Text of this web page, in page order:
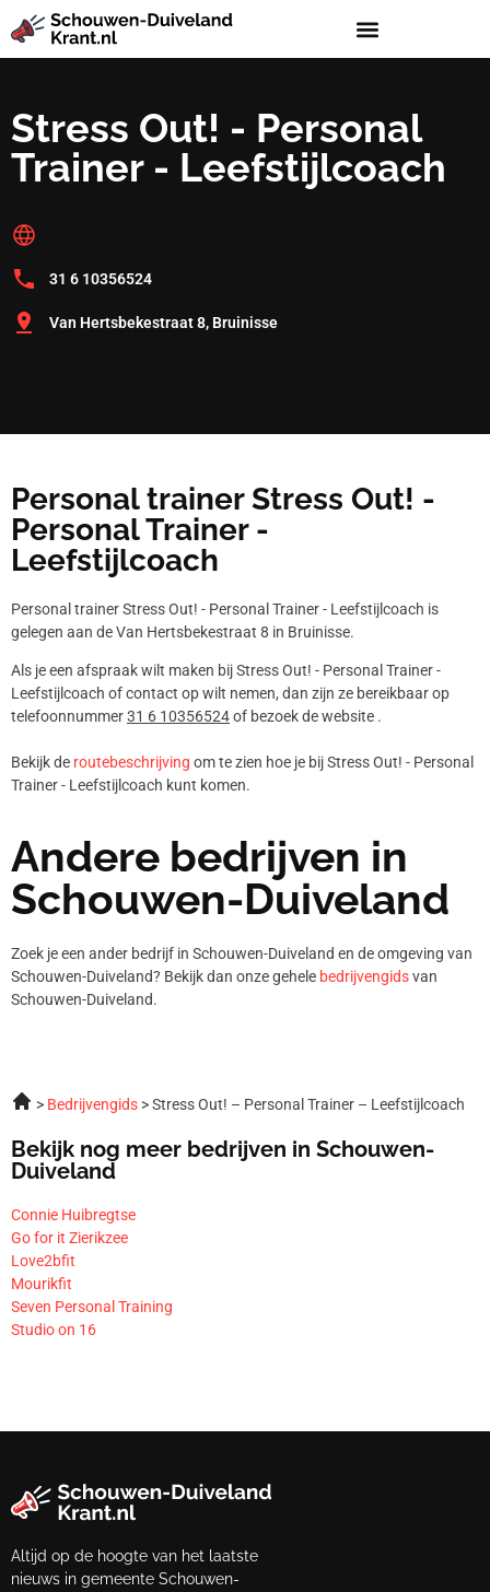
Stress Out! - Personal
Trainer - Leefstijlcoach
31 6 10356524
Van Hertsbekestraat 8, Bruinisse
Personal trainer Stress Out! -
Personal Trainer -
Leefstijlcoach
Personal trainer Stress Out! - Personal Trainer - Leefstijlcoach is
gelegen aan de Van Hertsbekestraat 8 in Bruinisse.
Als je een afspraak wilt maken bij Stress Out! - Personal Trainer -
Leefstijlcoach of contact op wilt nemen, dan zijn ze bereikbaar op
telefoonnummer31 6 10356524of bezoek de website .
Bekijk de routebeschrijving om te zien hoe je bij Stress Out! - Personal
Trainer - Leefstijlcoach kunt komen.
Andere bedrijven in
Schouwen-Duiveland
Zoek je een ander bedrijf in Schouwen-Duiveland en de omgeving van
Schouwen-Duiveland? Bekijk dan onze gehele bedrijvengidsvan
Schouwen-Duiveland.
Bedrijvengids Stress Out! – Personal Trainer – Leefstijlcoach
Bekijk nog meer bedrijven in Schouwen-
Duiveland
Connie Huibregtse
Go for it Zierikzee
Love2bfit
Mourikfit
Seven Personal Training
Studio on 16
Altijd op de hoogte van het laatste
nieuws in gemeente Schouwen-